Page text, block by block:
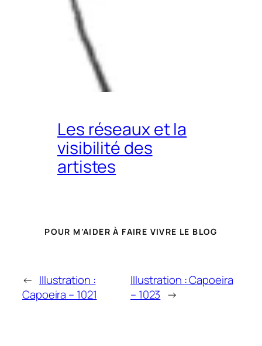
Les réseaux et la
visibilité des
artistes
POUR M’AIDER À FAIRE VIVRE LE BLOG
← Illustration :
Capoeira – 1021
Illustration : Capoeira
– 1023 →